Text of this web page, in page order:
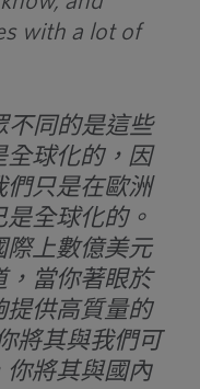
with a lot of
不同的是這些
全球化的，因
們只是在歐洲
全球化的。
際上數億美元
，當你著眼於
提供高質量的
將其與我們可
你將其與國內